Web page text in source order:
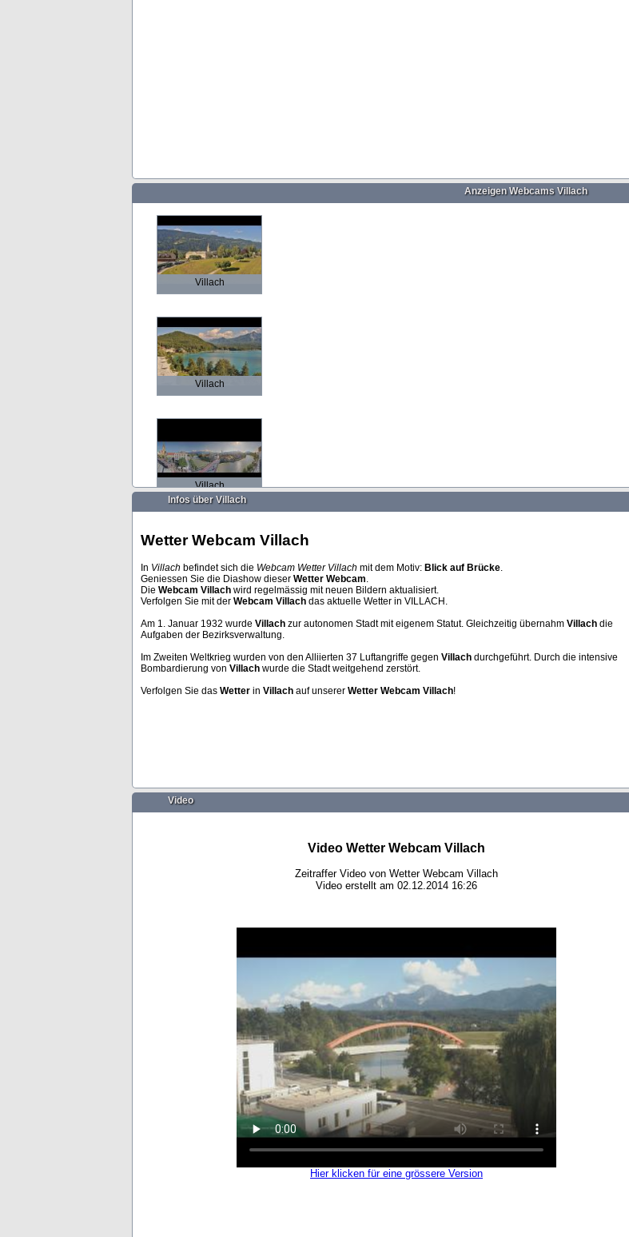
Anzeigen Webcams Villach
Villach
Villach
Villach
Praha Chamonix-Mont-B... Grenchenberg
Weitere 7 Webcams in Villach vorhanden.
Infos über Villach
Wetter Webcam Villach
In Villach befindet sich die Webcam Wetter Villach mit dem Motiv: Blick auf Brücke.
Geniessen Sie die Diashow dieser Wetter Webcam.
Die Webcam Villach wird regelmässig mit neuen Bildern aktualisiert.
Verfolgen Sie mit der Webcam Villach das aktuelle Wetter in VILLACH.
Am 1. Januar 1932 wurde Villach zur autonomen Stadt mit eigenem Statut. Gleichzeitig übernahm Villach die
Aufgaben der Bezirksverwaltung.
Im Zweiten Weltkrieg wurden von den Alliierten 37 Luftangriffe gegen Villach durchgeführt. Durch die intensive
Bombardierung von Villach wurde die Stadt weitgehend zerstört.
Verfolgen Sie das Wetter in Villach auf unserer Wetter Webcam Villach!
Video
Video Wetter Webcam Villach
Zeitraffer Video von Wetter Webcam Villach
Video erstellt am 02.12.2014 16:26
Hier klicken für eine grössere Version